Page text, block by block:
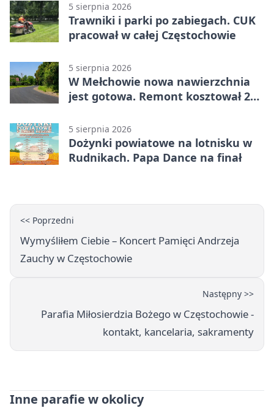
5 sierpnia 2026
Trawniki i parki po zabiegach. CUK
pracował w całej Częstochowie
5 sierpnia 2026
W Mełchowie nowa nawierzchnia
jest gotowa. Remont kosztował 222
5 sierpnia 2026
Dożynki powiatowe na lotnisku w
Rudnikach. Papa Dance na finał
<< Poprzedni
Wymyśliłem Ciebie – Koncert Pamięci Andrzeja
Zauchy w Częstochowie
Następny >>
Parafia Miłosierdzia Bożego w Częstochowie -
kontakt, kancelaria, sakramenty
Inne parafie w okolicy